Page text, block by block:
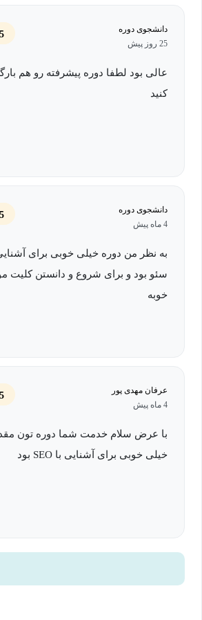
دانشجوی دوره
25 روز پیش
5
عالی بود لطفا دوره پیشرفته رو هم
کنید
دانشجوی دوره
4 ماه پیش
5
به نظر من دوره خیلی خوبی برای
سئو بود و برای شروع و دانستن کلیت
خوبه
عرفان مهدی پور
4 ماه پیش
5
با عرض سلام خدمت شما دوره تون
خیلی خوبی برای آشنایی با SEO بود